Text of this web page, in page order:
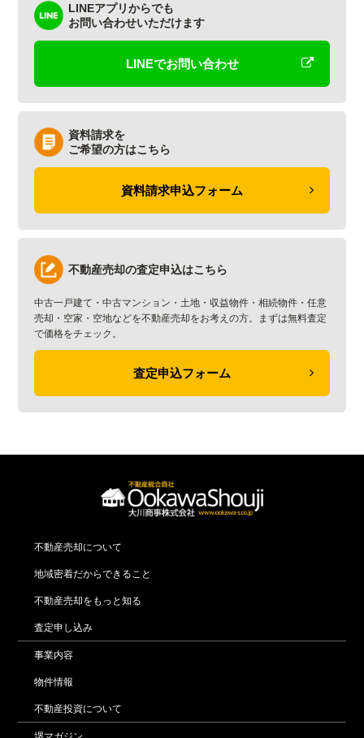
LINEアプリからでも
お問い合わせいただけます
LINEでお問い合わせ
資料請求を
ご希望の方はこちら
資料請求申込フォーム
不動産売却の査定申込はこちら
中古一戸建て・中古マンション・土地・収益物件・相続物件・任意
売却・空家・空地などを不動産売却をお考えの方。まずは無料査定
で価格をチェック。
査定申込フォーム
不動産売却について
地域密着だからできること
不動産売却をもっと知る
査定申し込み
事業内容
物件情報
不動産投資について